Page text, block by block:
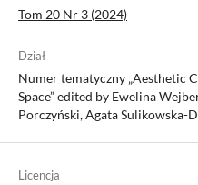
Tom 20 Nr 3 (2024)
Dział
Numer tematyczny „Aesthetic
Space” edited by Ewelina
Porczyński, Agata Sulikowska-
Licencja